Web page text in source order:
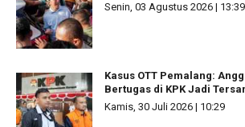
Senin, 03 Agustus 2026 | 13:39
Kasus OTT Pemalang:
Bertugas di KPK Jadi
Kamis, 30 Juli 2026 | 10:29